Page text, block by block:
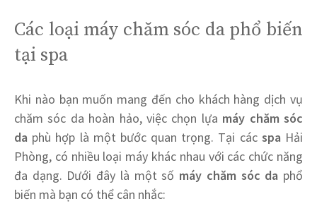
Các loại máy chăm sóc da phổ biến
tại spa
Khi nào bạn muốn mang đến cho khách hàng dịch vụ
chăm sóc da hoàn hảo, việc chọn lựa máy chăm sóc
da phù hợp là một bước quan trọng. Tại các spa Hải
Phòng, có nhiều loại máy khác nhau với các chức năng
đa dạng. Dưới đây là một số máy chăm sóc da phổ
biến mà bạn có thể cân nhắc: